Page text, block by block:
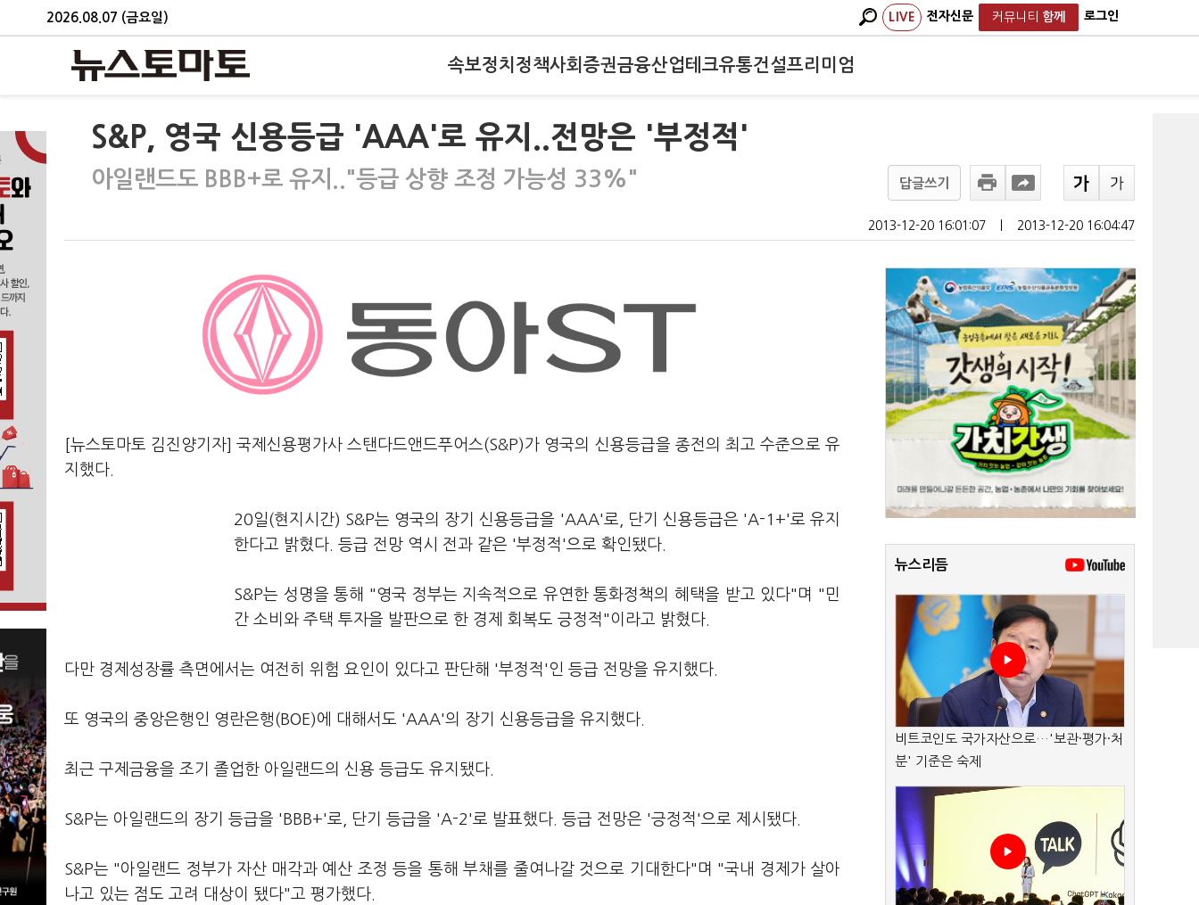
2026.08.07 (금요일) LIVE 전자신문 커뮤니티 함께 로그인
속보정치 정책사회 증권금융산업테크유통건설프리미엄
S&P, 영국 신용등급 'AAA'로 유지..전망은 '부정적'
아일랜드도 BBB+로 유지.."등급 상향 조정 가능성 33%" 답글쓰기
2013-12-20 16:01:07 2013-12-20 16:04:47
[뉴스토마토 김진양기자] 국제신용평가사 스탠다드앤드푸어스(S&P)가 영국의 신용등급을 종전의 최고 수준으로 유
지했다.
20일(현지시간) S&P는 영국의 장기 신용등급을 'AAA'로, 단기 신용등급은 'A-1+'로 유지
한다고 밝혔다. 등급 전망 역시 전과 같은 '부정적'으로 확인됐다.
S&P는 성명을 통해 "영국 정부는 지속적으로 유연한 통화정책의 혜택을 받고 있다"며 "민
간 소비와 주택 투자을 발판으로 한 경제 회복도 긍정적"이라고 밝혔다.
다만 경제성장률 측면에서는 여전히 위험 요인이 있다고 판단해 '부정적'인 등급 전망을 유지했다.
또 영국의 중앙은행인 영란은행(BOE)에 대해서도 'AAA'의 장기 신용등급을 유지했다.
최근 구제금융을 조기 졸업한 아일랜드의 신용 등급도 유지됐다.
S&P는 아일랜드의 장기 등급을 'BBB+'로, 단기 등급을 'A-2'로 발표했다. 등급 전망은 '긍정적'으로 제시됐다.
S&P는 "아일랜드 정부가 자산 매각과 예산 조정 등을 통해 부채를 줄여나갈 것으로 기대한다"며 "국내 경제가 살아
나고 있는 점도 고려 대상이 됐다"고 평가했다.
뉴스리듬
비트코인도 국가자산으로…'보관·평가·처
분' 기준은 숙제